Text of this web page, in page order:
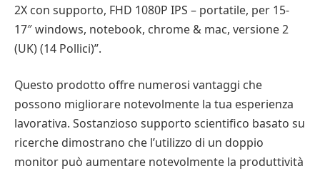
2X con supporto, FHD 1080P IPS – portatile, per 15-
17″ windows, notebook, chrome & mac, versione 2
(UK) (14 Pollici)”.
Questo prodotto offre numerosi vantaggi che
possono migliorare notevolmente la tua esperienza
lavorativa. Sostanzioso supporto scientifico basato su
ricerche dimostrano che l’utilizzo di un doppio
monitor può aumentare notevolmente la produttività